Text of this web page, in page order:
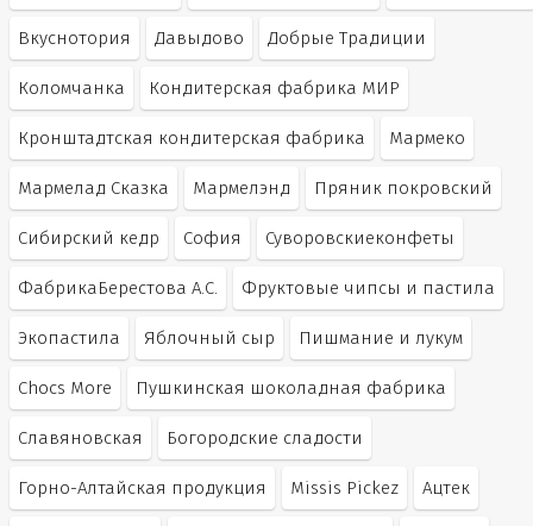
Вкуснотория Давыдово Добрые Традиции
Коломчанка Кондитерская фабрика МИР
Кронштадтская кондитерская фабрика Мармеко
Мармелад Сказка Мармелэнд Пряник покровский
Сибирский кедр София Суворовскиеконфеты
ФабрикаБерестова А.С. Фруктовые чипсы и пастила
Экопастила Яблочный сыр Пишмание и лукум
Chocs More Пушкинская шоколадная фабрика
Славяновская Богородские сладости
Горно-Алтайская продукция Missis Pickez Ацтек